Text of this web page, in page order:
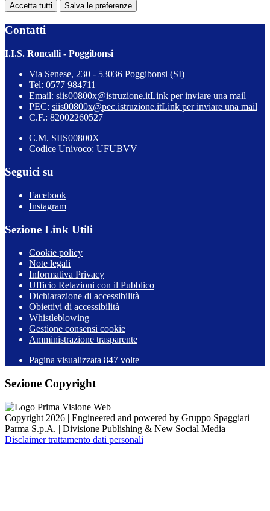
Accetta tutti Salva le preferenze
Contatti
I.I.S. Roncalli - Poggibonsi
Via Senese, 230 - 53036 Poggibonsi (SI)
Tel: 0577 984711
Email: siis00800x@istruzione.itLink per inviare una mail
PEC: siis00800x@pec.istruzione.itLink per inviare una mail
C.F.: 82002260527
C.M. SIIS00800X
Codice Univoco: UFUBVV
Seguici su
Facebook
Instagram
Sezione Link Utili
Cookie policy
Note legali
Informativa Privacy
Ufficio Relazioni con il Pubblico
Dichiarazione di accessibilità
Obiettivi di accessibilità
Whistleblowing
Gestione consensi cookie
Amministrazione trasparente
Pagina visualizzata 847 volte
Sezione Copyright
Copyright 2026 | Engineered and powered by Gruppo Spaggiari
Parma S.p.A. | Divisione Publishing & New Social Media
Disclaimer trattamento dati personali